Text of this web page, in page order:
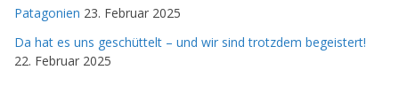
Patagonien 23. Februar 2025
Da hat es uns geschüttelt – und wir sind trotzdem begeistert!
22. Februar 2025